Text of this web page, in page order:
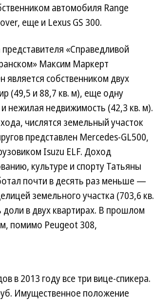
автомобиля Range
еще и Lexus GS 300.
«Справедливой
Максим Маркерт
собственником двух
(49,5 и 88,7 кв. м), еще одну
нежилая недвижимость (42,3 кв. м).
числятся земельный участок
представлен Mercedes-GL500,
Isuzu ELF. Доход
культуре и спорту Татьяны
почти в десять раз меньше —
земельного участка (703,6 кв.
доли в двух квартирах. В прошлом
помимо Peugeot 308,
в 2013 году все три вице-спикера.
Имущественное положение